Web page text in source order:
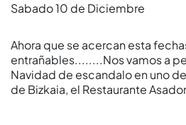
Sabado 10 de Diciembre
Ahora que se acercan esta
entrañables........Nos vamos a
Navidad de escandalo en uno
de Bizkaia, el Restaurante